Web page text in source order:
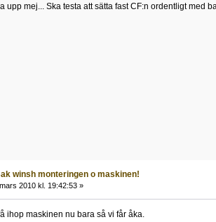
upp mej... Ska testa att sätta fast CF:n ordentligt med
winsh monteringen o maskinen!
2010 kl. 19:42:53 »
ihop maskinen nu bara så vi får åka.